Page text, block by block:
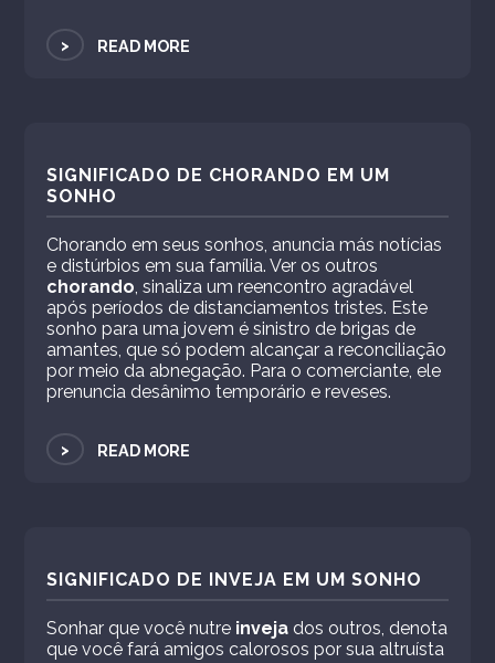
> READ MORE
SIGNIFICADO DE CHORANDO EM UM
SONHO
Chorando em seus sonhos, anuncia más notícias
e distúrbios em sua família. Ver os outros
chorando, sinaliza um reencontro agradável
após períodos de distanciamentos tristes. Este
sonho para uma jovem é sinistro de brigas de
amantes, que só podem alcançar a reconciliação
por meio da abnegação. Para o comerciante, ele
prenuncia desânimo temporário e reveses.
> READ MORE
SIGNIFICADO DE INVEJA EM UM SONHO
Sonhar que você nutre inveja dos outros, denota
que você fará amigos calorosos por sua altruísta